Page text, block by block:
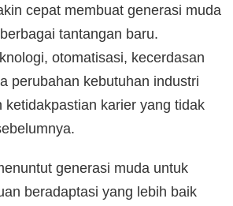
cepat membuat generasi muda
tantangan baru.
otomatisasi, kecerdasan
perubahan kebutuhan industri
ketidakpastian karier yang tidak
generasi muda untuk
beradaptasi yang lebih baik